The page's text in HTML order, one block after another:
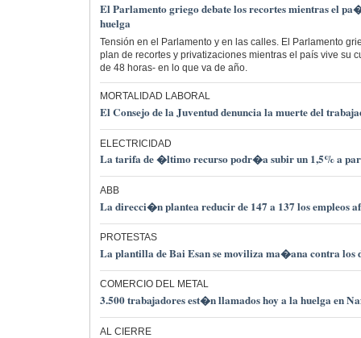
El Parlamento griego debate los recortes mientras el
huelga
Tensión en el Parlamento y en las calles. El Parlamento
plan de recortes y privatizaciones mientras el país vive su
de 48 horas- en lo que va de año.
MORTALIDAD LABORAL
El Consejo de la Juventud denuncia la muerte del
ELECTRICIDAD
La tarifa de �ltimo recurso podr�a subir un 1,5% a
ABB
La direcci�n plantea reducir de 147 a 137 los empleos
PROTESTAS
La plantilla de Bai Esan se moviliza ma�ana contra los
COMERCIO DEL METAL
3.500 trabajadores est�n llamados hoy a la huelga en
AL CIERRE